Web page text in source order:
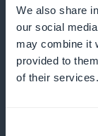
We also share
our social
may combine it
provided to
of their services.